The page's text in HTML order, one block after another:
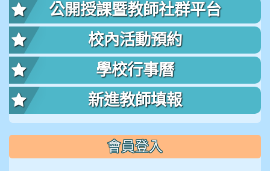
公開授課暨教師社群平台
校內活動預約
學校行事曆
新進教師填報
會員登入